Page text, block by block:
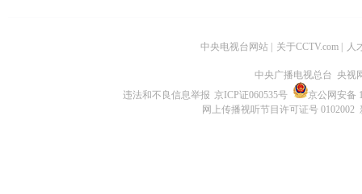
中央电视台网站 关于CCTV.com 人
中央广播电视总台 央视
违法和不良信息举报 京ICP证060535号
京公网安备
网上传播视听节目许可证号 0102002